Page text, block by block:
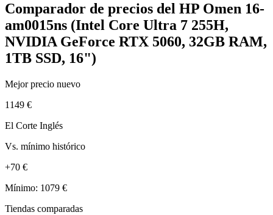
Comparador de precios del HP Omen 16-
am0015ns (Intel Core Ultra 7 255H,
NVIDIA GeForce RTX 5060, 32GB RAM,
1TB SSD, 16")
Mejor precio nuevo
1149 €
El Corte Inglés
Vs. mínimo histórico
+70 €
Mínimo: 1079 €
Tiendas comparadas